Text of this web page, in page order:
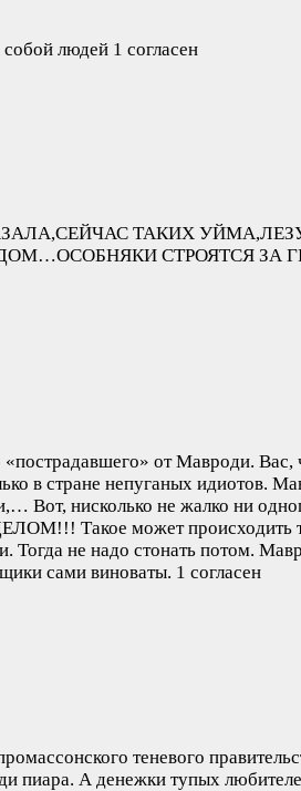
собой людей 1 согласен
ТАКИХ
СТРОЯТСЯ ЗА
от Мавроди.
в стране непуганых идиотов.
Вот, нисколько не жалко ни
Такое может происходить
не надо стонать потом.
сами виноваты. 1 согласен
теневого
пиара. А денежки тупых